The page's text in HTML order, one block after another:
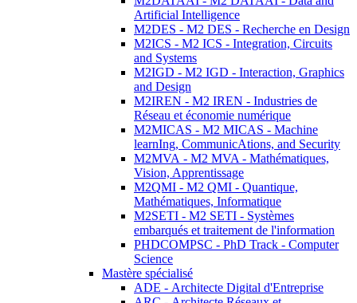
Artificial Intelligence
M2DES - M2 DES - Recherche en Design
M2ICS - M2 ICS - Integration, Circuits
and Systems
M2IGD - M2 IGD - Interaction, Graphics
and Design
M2IREN - M2 IREN - Industries de
Réseau et économie numérique
M2MICAS - M2 MICAS - Machine
learnIng, CommunicAtions, and Security
M2MVA - M2 MVA - Mathématiques,
Vision, Apprentissage
M2QMI - M2 QMI - Quantique,
Mathématiques, Informatique
M2SETI - M2 SETI - Systèmes
embarqués et traitement de l'information
PHDCOMPSC - PhD Track - Computer
Science
Mastère spécialisé
ADE - Architecte Digital d'Entreprise